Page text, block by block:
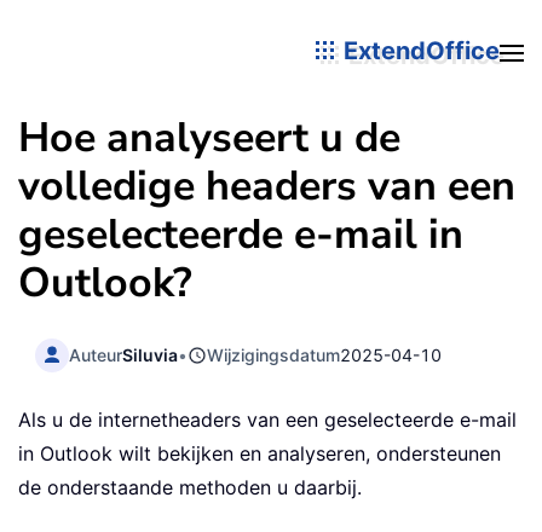
ExtendOffice
Hoe analyseert u de
volledige headers van een
geselecteerde e-mail in
Outlook?
AuteurSiluvia• Wijzigingsdatum2025-04-10
Als u de internetheaders van een geselecteerde e-mail
in Outlook wilt bekijken en analyseren, ondersteunen
de onderstaande methoden u daarbij.